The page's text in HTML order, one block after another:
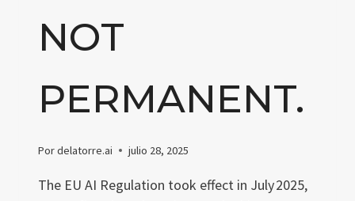
NOT
PERMANENT.
Pordelatorre.ai julio 28, 2025
The EU AI Regulation took effect in July 2025,